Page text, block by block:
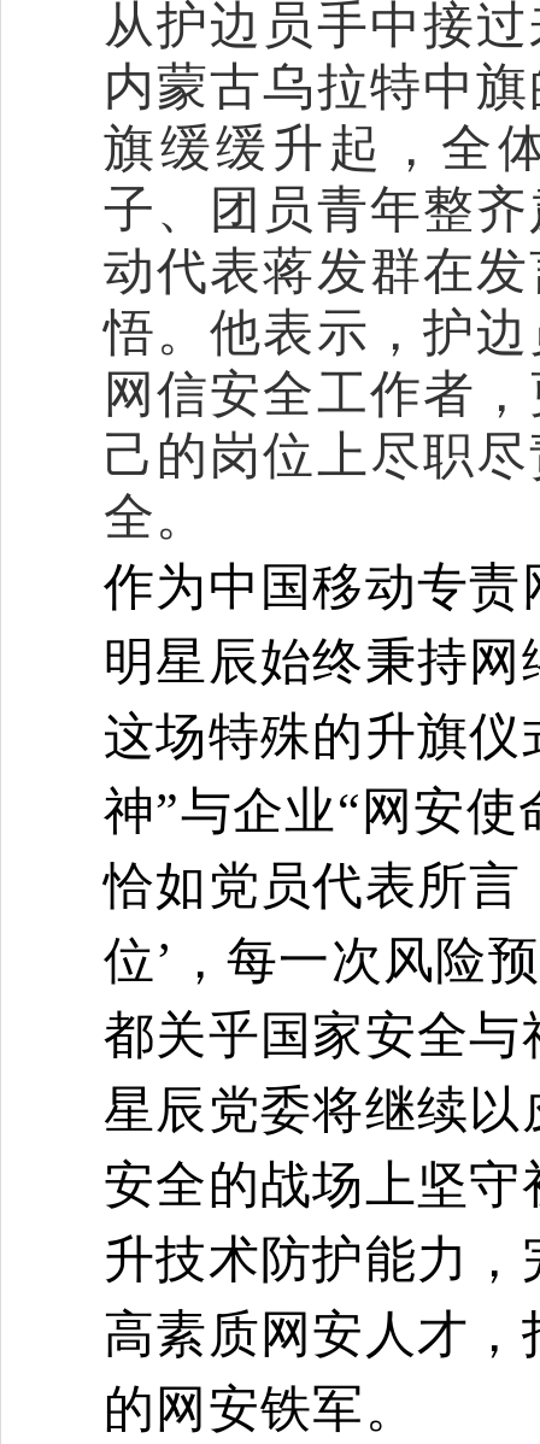
从护边员手中接
内蒙古乌拉特中
旗缓缓升起，全
子、团员青年整
动代表蒋发群在
悟。他表示，护
网信安全工作者
己的岗位上尽职
全。
作为中国移动专
明星辰始终秉持网
这场特殊的升旗
神”与企业“网安
恰如党员代表所言
位’，每一次风险
都关乎国家安全与
星辰党委将继续以
安全的战场上坚
升技术防护能力
高素质网安人才
的网安铁军。